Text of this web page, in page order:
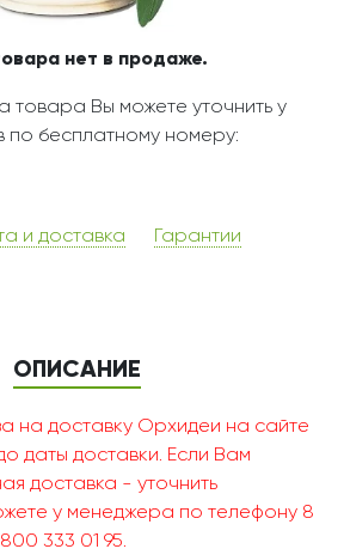
нет в продаже.
товара Вы можете уточнить у
бесплатному номеру:
и доставка
Гарантии
ОПИСАНИЕ
на доставку Орхидеи на сайте
даты доставки. Если Вам
доставка - уточнить
у менеджера по телефону 8
333 01 95.